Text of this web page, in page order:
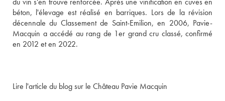
béton, l'élevage est réalisé en barriques. Lors de la révision
décennale du Classement de Saint-Emilion, en 2006, Pavie-
Macquin a accédé au rang de 1er grand cru classé, confirmé
en 2012 et en 2022.
Lire l'article du blog sur le Château Pavie Macquin